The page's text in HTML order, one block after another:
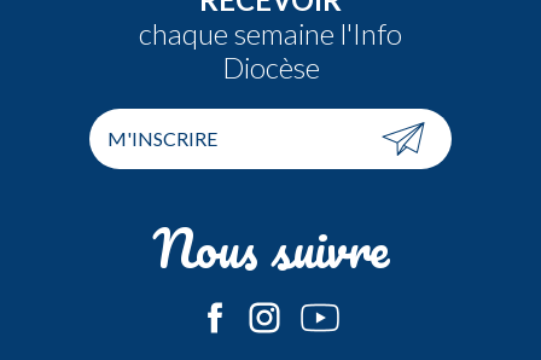
chaque semaine l'Info
Diocèse
M'INSCRIRE
Nous suivre